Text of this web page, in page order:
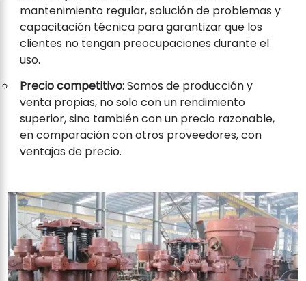
mantenimiento regular, solución de problemas y
capacitación técnica para garantizar que los
clientes no tengan preocupaciones durante el
uso.
Precio competitivo: Somos de producción y
venta propias, no solo con un rendimiento
superior, sino también con un precio razonable,
en comparación con otros proveedores, con
ventajas de precio.